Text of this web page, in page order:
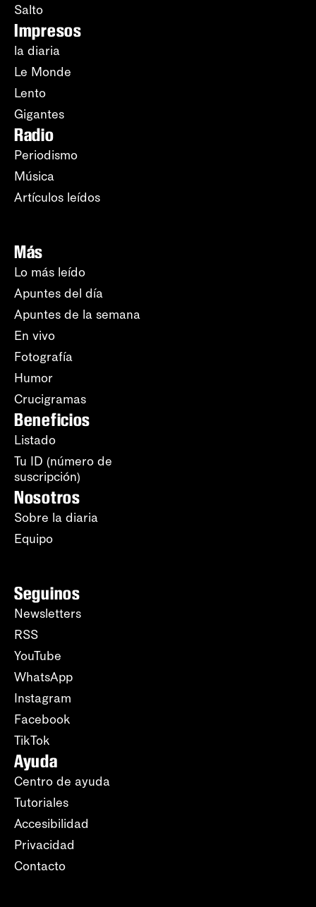
Salto
Impresos
la diaria
Le Monde
Lento
Gigantes
Radio
Periodismo
Música
Artículos leídos
Más
Lo más leído
Apuntes del día
Apuntes de la semana
En vivo
Fotografía
Humor
Crucigramas
Beneficios
Listado
Tu ID (número de
suscripción)
Nosotros
Sobre la diaria
Equipo
Seguinos
Newsletters
RSS
YouTube
WhatsApp
Instagram
Facebook
TikTok
Ayuda
Centro de ayuda
Tutoriales
Accesibilidad
Privacidad
Contacto